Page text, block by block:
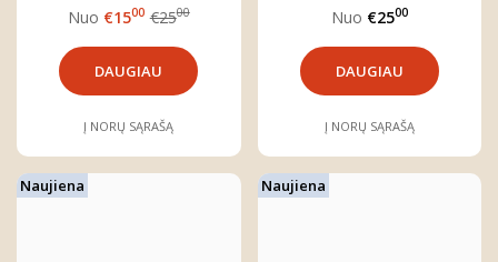
Nuo €1500 €2500
DAUGIAU
Į NORŲ SĄRAŠĄ
Nuo €2500
DAUGIAU
Į NORŲ SĄRAŠĄ
Naujiena Naujiena